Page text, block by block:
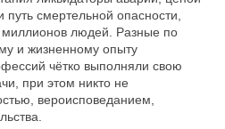
путь смертельной опасности,
людей. Разные по
и жизненному опыту
чётко выполняли свою
при этом никто не
вероисповеданием,